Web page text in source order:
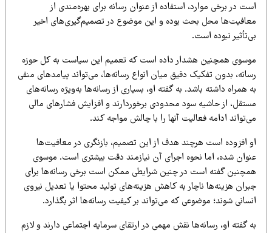
در برخی موارد، استفاده از عنوان رسانه برای بهره‌مندی از
محل بحث بوده و این موضوع در تصمیم‌گیری‌های اخیر
نبوده است.
همچنین هشدار داده است که تعمیم این سیاست به کل حوزه
بدون تفکیک دقیق میان انواع رسانه‌ها، می‌تواند پیامدهای منفی
همراه داشته باشد. به گفته او، بسیاری از رسانه‌ها به‌ویژه رسانه‌های
از حاشیه سود محدودی برخوردارند و افزایش فشارهای مالی
ادامه فعالیت آنها را با چالش مواجه کند.
افزوده است هرچند هدف از این تصمیم، بازنگری در معافیت‌ها
شده، اما نحوه اجرای آن نیازمند دقت بیشتری است. موسوی
گفته است در چنین شرایطی ممکن است برخی رسانه‌ها برای
هزینه‌ها ناچار به کاهش هزینه‌های تولید محتوا یا تعدیل نیروی
شوند؛ موضوعی که می‌تواند بر کیفیت رسانه‌ها اثر بگذارد.
گفته او، رسانه‌ها نقش مهمی در ارتقای سرمایه اجتماعی دارند و لازم